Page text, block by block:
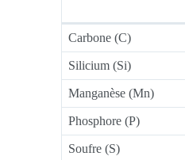
Carbone (C)
Silicium (Si)
Manganèse (Mn)
Phosphore (P)
Soufre (S)